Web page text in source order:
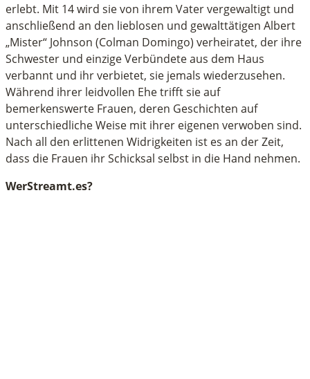
erlebt. Mit 14 wird sie von ihrem Vater vergewaltigt und
anschließend an den lieblosen und gewalttätigen Albert
„Mister“ Johnson (Colman Domingo) verheiratet, der ihre
Schwester und einzige Verbündete aus dem Haus
verbannt und ihr verbietet, sie jemals wiederzusehen.
Während ihrer leidvollen Ehe trifft sie auf
bemerkenswerte Frauen, deren Geschichten auf
unterschiedliche Weise mit ihrer eigenen verwoben sind.
Nach all den erlittenen Widrigkeiten ist es an der Zeit,
dass die Frauen ihr Schicksal selbst in die Hand nehmen.
WerStreamt.es?